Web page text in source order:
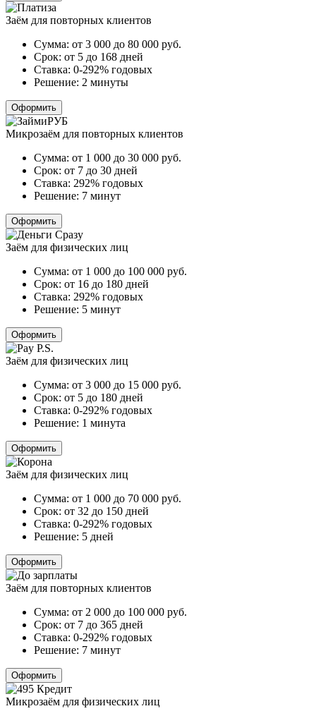
Заём для повторных клиентов
Сумма: от 3 000 до 80 000 руб.
Срок: от 5 до 168 дней
Ставка: 0-292% годовых
Решение: 2 минуты
Оформить
Микрозаём для повторных клиентов
Сумма: от 1 000 до 30 000 руб.
Срок: от 7 до 30 дней
Ставка: 292% годовых
Решение: 7 минут
Оформить
Заём для физических лиц
Сумма: от 1 000 до 100 000 руб.
Срок: от 16 до 180 дней
Ставка: 292% годовых
Решение: 5 минут
Оформить
Заём для физических лиц
Сумма: от 3 000 до 15 000 руб.
Срок: от 5 до 180 дней
Ставка: 0-292% годовых
Решение: 1 минута
Оформить
Заём для физических лиц
Сумма: от 1 000 до 70 000 руб.
Срок: от 32 до 150 дней
Ставка: 0-292% годовых
Решение: 5 дней
Оформить
Заём для повторных клиентов
Сумма: от 2 000 до 100 000 руб.
Срок: от 7 до 365 дней
Ставка: 0-292% годовых
Решение: 7 минут
Оформить
Микрозаём для физических лиц